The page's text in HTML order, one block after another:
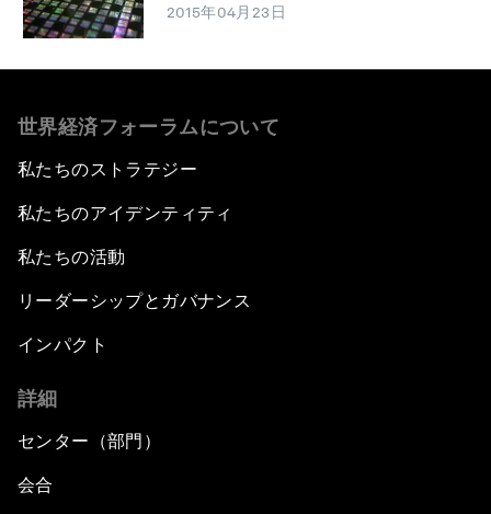
2015年04月23日
世界経済フォーラムについて
私たちのストラテジー
私たちのアイデンティティ
私たちの活動
リーダーシップとガバナンス
インパクト
詳細
センター（部門）
会合